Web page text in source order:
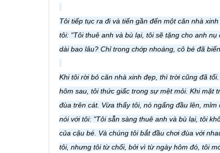
Tôi tiếp tục ra đi và tiến gần đến một căn nhà
tôi: "Tôi thuê anh và bù lại, tôi sẽ tặng cho anh
dài bao lâu? Chỉ trong chớp nhoáng, cô bé đã biến
Khi tôi rời bỏ căn nhà xinh đẹp, thì trời cũng đã
hôm sau, tôi thức giấc trong sự mệt mỏi. Khi mặt
đùa trên cát. Vừa thấy tôi, nó ngẩng đầu lên,
nói với tôi: "Tôi sẵn sàng thuê anh và bù lại, tôi
của cậu bé. Và chúng tôi bắt đầu chơi đùa với
tôi, nhưng tôi từ chối, bởi vì từ ngày hôm đó, tôi